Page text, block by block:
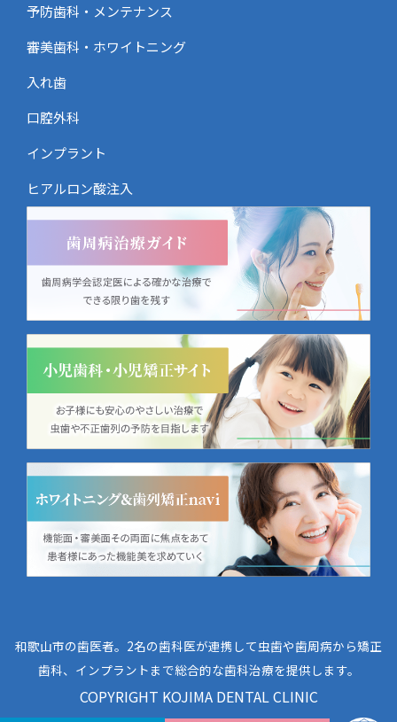
予防歯科・メンテナンス
審美歯科・ホワイトニング
入れ歯
口腔外科
インプラント
ヒアルロン酸注入
和歌山市の歯医者。2名の歯科医が連携して虫歯や歯周病から矯正
歯科、インプラントまで総合的な歯科治療を提供します。
COPYRIGHT KOJIMA DENTAL CLINIC